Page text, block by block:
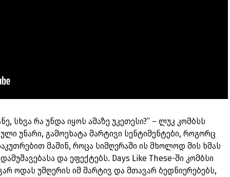
სხვა რა უნდა იყოს ამაზე უკეთესი?” – ლუკ კომბსს
უნარი, გამოეხატა მარტივი სენტიმენტები, როგორც
მაშინ, როცა სიმღერაში ის მხოლოდ მის ხმას
და ეფექტებს. Days Like These-ში კომბსი
ოდას უმღერის იმ მარტივ და მთავარ ბედნიერებებს,